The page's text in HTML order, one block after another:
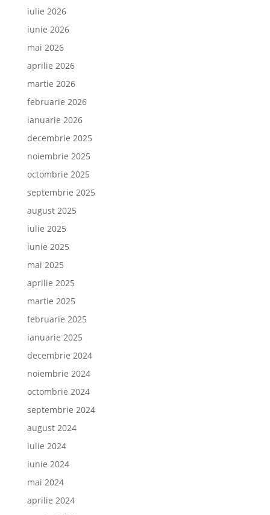
iulie 2026
iunie 2026
mai 2026
aprilie 2026
martie 2026
februarie 2026
ianuarie 2026
decembrie 2025
noiembrie 2025
octombrie 2025
septembrie 2025
august 2025
iulie 2025
iunie 2025
mai 2025
aprilie 2025
martie 2025
februarie 2025
ianuarie 2025
decembrie 2024
noiembrie 2024
octombrie 2024
septembrie 2024
august 2024
iulie 2024
iunie 2024
mai 2024
aprilie 2024